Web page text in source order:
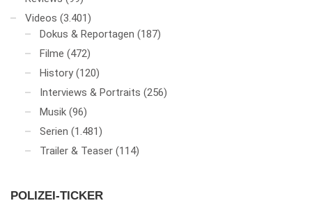
Videos (3.401)
Dokus & Reportagen (187)
Filme (472)
History (120)
Interviews & Portraits (256)
Musik (96)
Serien (1.481)
Trailer & Teaser (114)
POLIZEI-TICKER